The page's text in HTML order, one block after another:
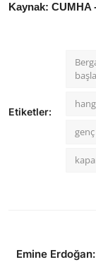
Kaynak: CUMHA
Etiketler:
Emine